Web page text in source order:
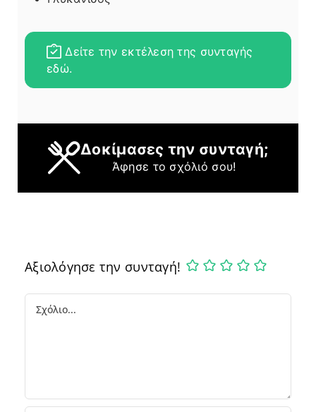
Δείτε την εκτέλεση της συνταγής
εδώ.
Δοκίμασες την συνταγή;
Άφησε το σχόλιό σου!
Αξιολόγησε την συνταγή!
Comment